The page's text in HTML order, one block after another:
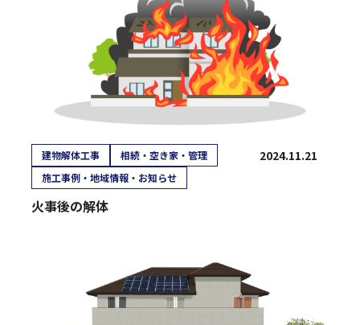
建物解体工事
相続・空き家・管理
施工事例・地域情報・お知らせ
2024.11.21
火事後の解体